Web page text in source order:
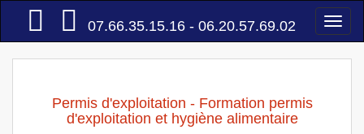
Accueil
07.66.35.15.16 - 06.20.57.69.02
Permis d'exploitation - Formation permis
d'exploitation et hygiène alimentaire